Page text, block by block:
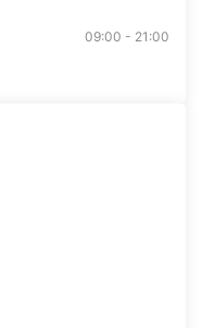
09:00 - 21:00